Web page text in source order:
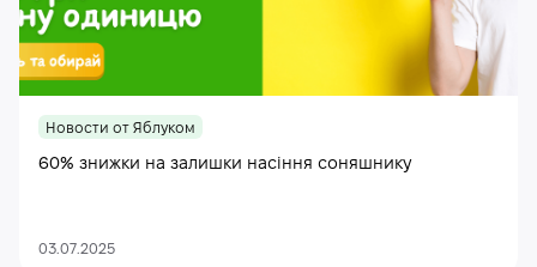
Новости от Яблуком
60% знижки на залишки насіння соняшнику
03.07.2025